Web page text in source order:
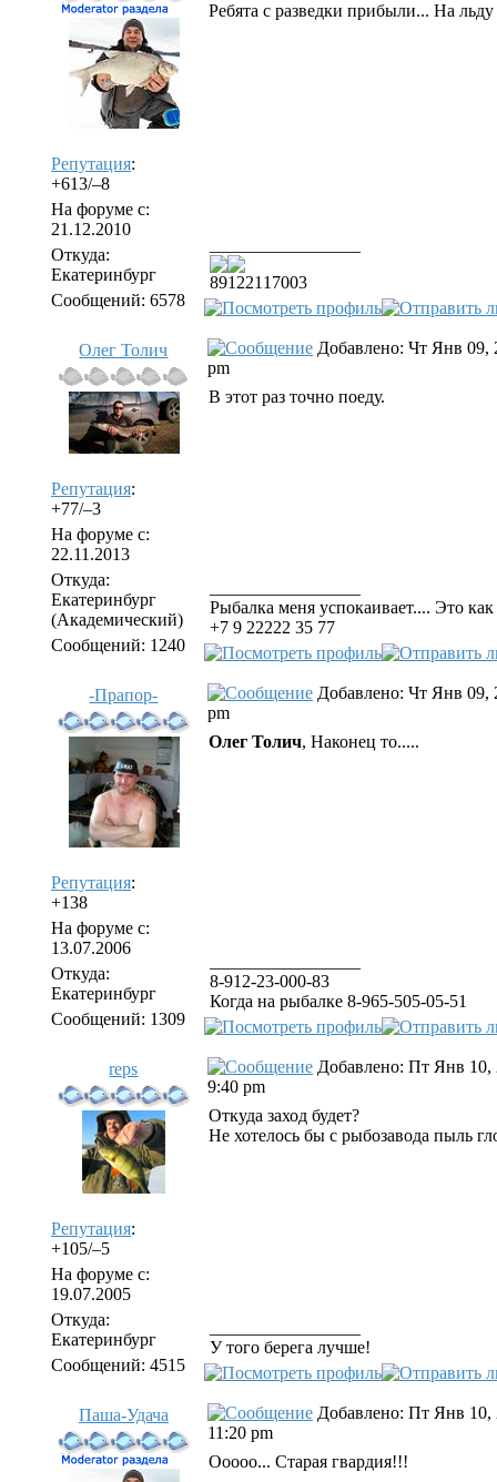
Репутация:
+613/–8
На форуме с:
21.12.2010
Откуда:
Екатеринбург
Сообщений: 6578
Ребята с разведки прибыли... На льду
89122117003
Олег Толич
Репутация:
+77/–3
На форуме с:
22.11.2013
Откуда:
Екатеринбург
(Академический)
Сообщений: 1240
Добавлено: Чт Янв 09,
pm
В этот раз точно поеду.
Рыбалка меня успокаивает.... Это
+7 9 22222 35 77
-Прапор-
Репутация:
+138
На форуме с:
13.07.2006
Откуда:
Екатеринбург
Сообщений: 1309
Добавлено: Чт Янв 09,
pm
Олег Толич, Наконец то.....
8-912-23-000-83
Когда на рыбалке 8-965-505-05-51
reps
Репутация:
+105/–5
На форуме с:
19.07.2005
Откуда:
Екатеринбург
Сообщений: 4515
Добавлено: Пт Янв 10,
9:40 pm
Откуда заход будет?
Не хотелось бы с рыбозавода пыль
У того берега лучше!
Паша-Удача
Добавлено: Пт Янв 10,
11:20 pm
Ооооо... Старая гвардия!!!